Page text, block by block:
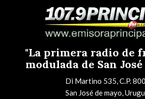
"La primera radio de
modulada de San José
Di Martino 535, C.P.
San José de mayo,